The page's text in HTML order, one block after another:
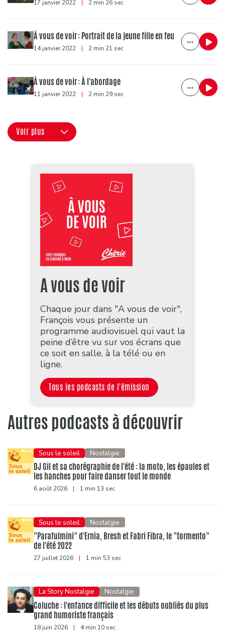
17 janvier 2022 | 2 min 26 sec
À vous de voir : Portrait de la jeune fille en feu
14 janvier 2022 | 2 min 21 sec
À vous de voir : À l'abordage
11 janvier 2022 | 2 min 29 sec
Voir plus
A vous de voir
Chaque jour dans "A vous de voir",
François vous présente un
programme audiovisuel qui vaut la
peine d’être vu sur vos écrans que
ce soit en salle, à la télé ou en
ligne.
Tous les podcasts de l'émission
Autres podcasts à découvrir
Sous le soleil Nostalgie
DJ Gil et sa chorégraphie de l'été : la moto, les épaules et
les hanches pour faire danser tout le monde
6 août 2026 | 1 min 13 sec
Sous le soleil Nostalgie
"Parafulmini" d'Ernia, Bresh et Fabri Fibra, le "tormento"
de l'été 2022
27 juillet 2026 | 1 min 53 sec
La Story Nostalgie Nostalgie
Coluche : l'enfance difficile et les débuts oubliés du plus
grand humoriste français
18 juin 2026 | 4 min 10 sec